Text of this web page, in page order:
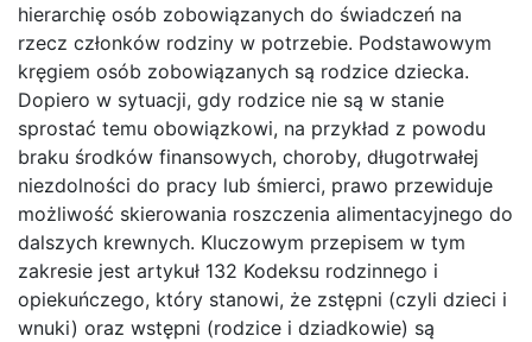
hierarchię osób zobowiązanych do świadczeń na
rzecz członków rodziny w potrzebie. Podstawowym
kręgiem osób zobowiązanych są rodzice dziecka.
Dopiero w sytuacji, gdy rodzice nie są w stanie
sprostać temu obowiązkowi, na przykład z powodu
braku środków finansowych, choroby, długotrwałej
niezdolności do pracy lub śmierci, prawo przewiduje
możliwość skierowania roszczenia alimentacyjnego do
dalszych krewnych. Kluczowym przepisem w tym
zakresie jest artykuł 132 Kodeksu rodzinnego i
opiekuńczego, który stanowi, że zstępni (czyli dzieci i
wnuki) oraz wstępni (rodzice i dziadkowie) są